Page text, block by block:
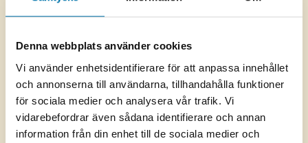
Denna webbplats använder cookies
Vi använder enhetsidentifierare för att anpassa innehållet
och annonserna till användarna, tillhandahålla funktioner
för sociala medier och analysera vår trafik. Vi
vidarebefordrar även sådana identifierare och annan
information från din enhet till de sociala medier och